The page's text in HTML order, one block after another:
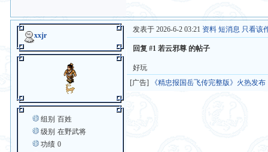
xxjr
组别 百姓
级别 在野武将
功绩 0
发表于 2026-6-2 03:21 资料 短消息 只看该
回复 #1 若云邪尊 的帖子
好玩
[广告]
《精忠报国岳飞传完整版》火热发布